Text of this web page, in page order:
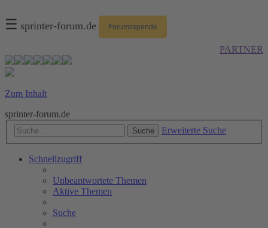
☰ sprinter-forum.de Forumsspende
PARTNER
Zum Inhalt
sprinter-forum.de
Suche Erweiterte Suche
Schnellzugriff
Unbeantwortete Themen
Aktive Themen
Suche